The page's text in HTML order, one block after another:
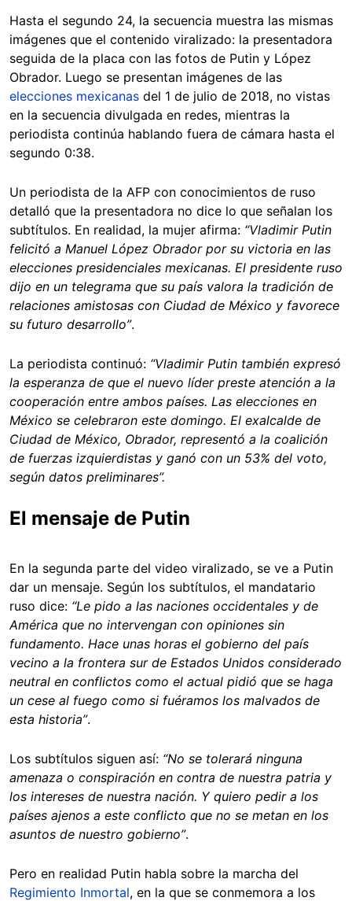
Hasta el segundo 24, la secuencia muestra las mismas
imágenes que el contenido viralizado: la presentadora
seguida de la placa con las fotos de Putin y López
Obrador. Luego se presentan imágenes de las
elecciones mexicanas del 1 de julio de 2018, no vistas
en la secuencia divulgada en redes, mientras la
periodista continúa hablando fuera de cámara hasta el
segundo 0:38.
Un periodista de la AFP con conocimientos de ruso
detalló que la presentadora no dice lo que señalan los
subtítulos. En realidad, la mujer afirma: “Vladimir Putin
felicitó a Manuel López Obrador por su victoria en las
elecciones presidenciales mexicanas. El presidente ruso
dijo en un telegrama que su país valora la tradición de
relaciones amistosas con Ciudad de México y favorece
su futuro desarrollo”.
La periodista continuó: “Vladimir Putin también expresó
la esperanza de que el nuevo líder preste atención a la
cooperación entre ambos países. Las elecciones en
México se celebraron este domingo. El exalcalde de
Ciudad de México, Obrador, representó a la coalición
de fuerzas izquierdistas y ganó con un 53% del voto,
según datos preliminares”.
El mensaje de Putin
En la segunda parte del video viralizado, se ve a Putin
dar un mensaje. Según los subtítulos, el mandatario
ruso dice: “Le pido a las naciones occidentales y de
América que no intervengan con opiniones sin
fundamento. Hace unas horas el gobierno del país
vecino a la frontera sur de Estados Unidos considerado
neutral en conflictos como el actual pidió que se haga
un cese al fuego como si fuéramos los malvados de
esta historia”.
Los subtítulos siguen así: “No se tolerará ninguna
amenaza o conspiración en contra de nuestra patria y
los intereses de nuestra nación. Y quiero pedir a los
países ajenos a este conflicto que no se metan en los
asuntos de nuestro gobierno”.
Pero en realidad Putin habla sobre la marcha del
Regimiento Inmortal, en la que se conmemora a los